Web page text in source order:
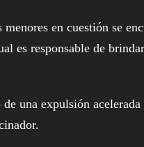
en cuestión se
es responsable de
una expulsión